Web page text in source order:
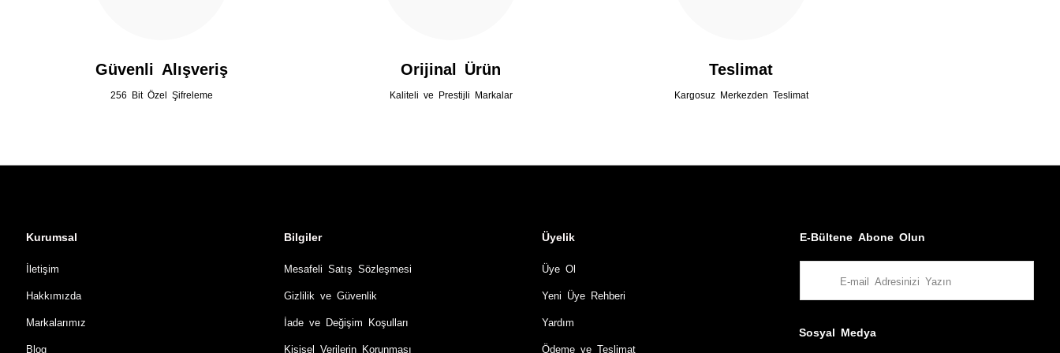
Güvenli Alışveriş
256 Bit Özel Şifreleme
Orijinal Ürün
Kaliteli ve Prestijli Markalar
Teslimat
Kargosuz Merkezden Teslimat
Kurumsal
İletişim
Hakkımızda
Markalarımız
Blog
Bilgiler
Mesafeli Satış Sözleşmesi
Gizlilik ve Güvenlik
İade ve Değişim Koşulları
Kişisel Verilerin Korunması
Üyelik
Üye Ol
Yeni Üye Rehberi
Yardım
Ödeme ve Teslimat
E-Bültene Abone Olun
Sosyal Medya